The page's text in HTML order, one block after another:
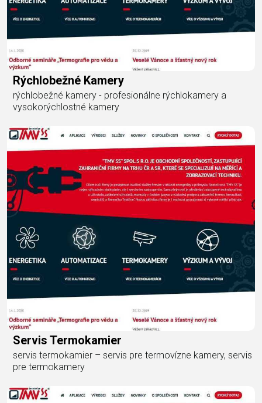
Rýchlobežné Kamery
rýchlobežné kamery - profesionálne rýchlokamery a
vysokorýchlostné kamery
Servis Termokamier
servis termokamier – servis pre termovízne kamery, servis
pre termokamery